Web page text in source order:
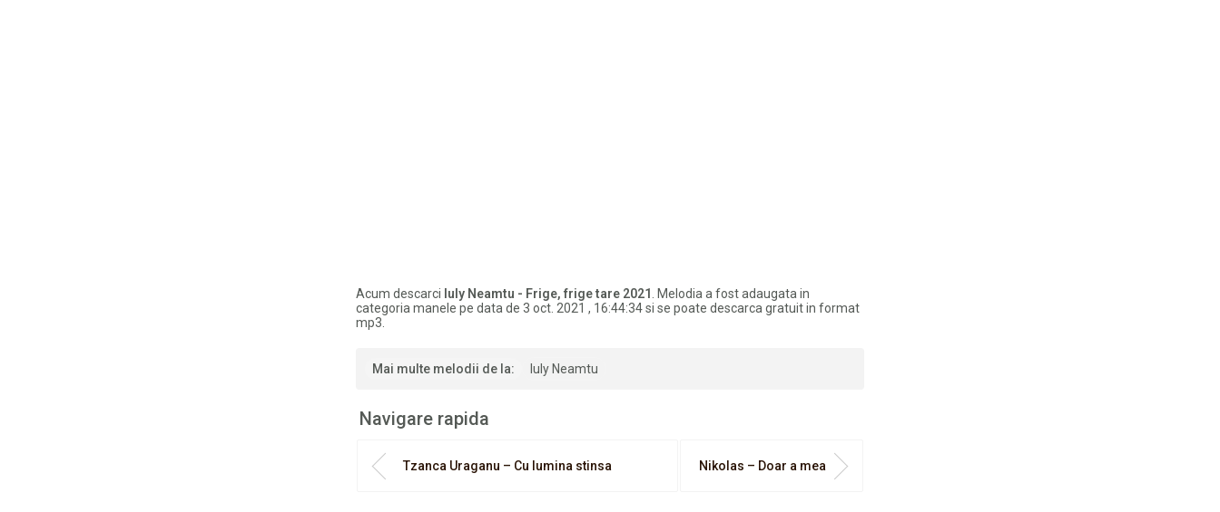
Acum descarci Iuly Neamtu - Frige, frige tare 2021
. Melodia a fost adaugata in
categoria manele pe data de 3 oct. 2021 , 16:44:34 si se poate descarca gratuit in format
mp3.
Mai multe melodii de la: Iuly Neamtu
Navigare rapida
Tzanca Uraganu – Cu lumina stinsa Nikolas – Doar a mea